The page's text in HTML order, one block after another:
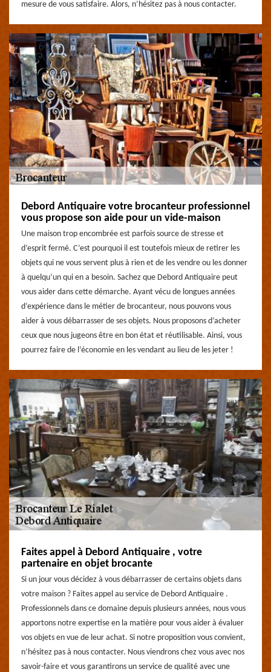
mesure de vous satisfaire. Alors, n’hésitez pas à nous contacter.
Debord Antiquaire votre brocanteur professionnel
vous propose son aide pour un vide-maison
Une maison trop encombrée est parfois source de stresse et
d’esprit fermé. C’est pourquoi il est toutefois mieux de retirer les
objets qui ne vous servent plus à rien et de les vendre ou les donner
à quelqu’un qui en a besoin. Sachez que Debord Antiquaire peut
vous aider dans cette démarche. Ayant vécu de longues années
d’expérience dans le métier de brocanteur, nous pouvons vous
aider à vous débarrasser de ses objets. Nous proposons d’acheter
ceux que nous jugeons être en bon état et réutilisable. Ainsi, vous
pourrez faire de l’économie en les vendant au lieu de les jeter !
Faites appel à Debord Antiquaire , votre
partenaire en objet brocante
Si un jour vous décidez à vous débarrasser de certains objets dans
votre maison ? Faites appel au service de Debord Antiquaire .
Professionnels dans ce domaine depuis plusieurs années, nous vous
apportons notre expertise en la matière pour vous aider à évaluer
vos objets en vue de leur achat. Si notre proposition vous convient,
n’hésitez pas à nous contacter. Nous viendrons chez vous avec nos
savoir-faire et vous garantirons un service de qualité avec une